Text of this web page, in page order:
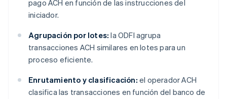
pago ACH en función de las instrucciones del
iniciador.
Agrupación por lotes: la ODFI agrupa
transacciones ACH similares en lotes para un
proceso eficiente.
Enrutamiento y clasificación: el operador ACH
clasifica las transacciones en función del banco de